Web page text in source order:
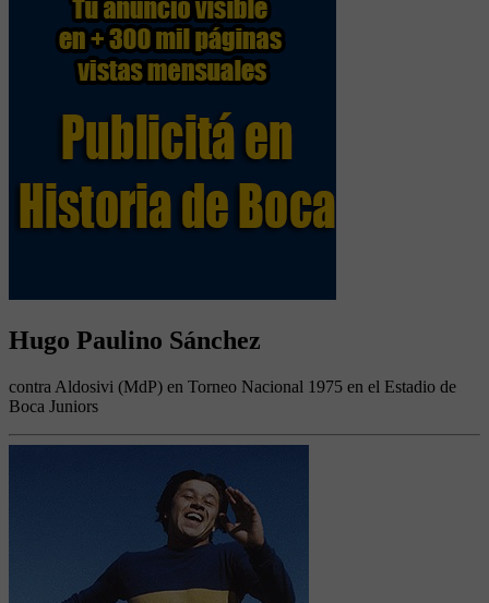
Hugo Paulino Sánchez
contra Aldosivi (MdP) en Torneo Nacional 1975 en el Estadio de
Boca Juniors